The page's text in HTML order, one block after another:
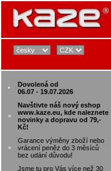
•
Dovolená od
06.07 - 19.07.2026
»
Navštivte náš nový eshop
www.kaze.eu, kde naleznete
novinky a dopravu od 79,-
Kč!
»
Garance výměny zboží nebo
vrácení peněz do 3 měsíců
bez udání důvodu!
Jsme tu pro Vás více než 30